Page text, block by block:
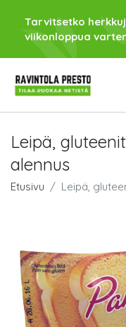
Tarvitsetko
viikonloppua
Leipä,
alennus
Etusivu Leipä,